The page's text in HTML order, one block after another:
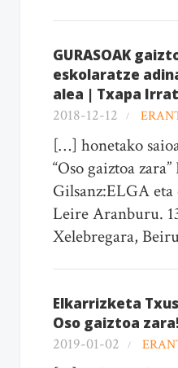
GURASOAK
eskolaratze
alea | Txapa
2018-12-12
[…] honetako
“Oso gaiztoa
Gilsanz:ELGA eta
Leire Aranburu.
Xelebregara,
Elkarrizketa
Oso gaiztoa
2019-01-02